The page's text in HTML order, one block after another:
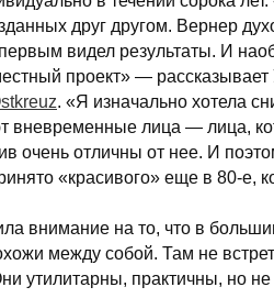
друг другом. Вернер
видел результаты. И
проект» —
. «Я изначально хотела
вневременные лица — лица,
очень отличны от нее. И
«красивого» еще в 80-е,
внимание на то, что в
между собой. Там не
утилитарны, практичны, но